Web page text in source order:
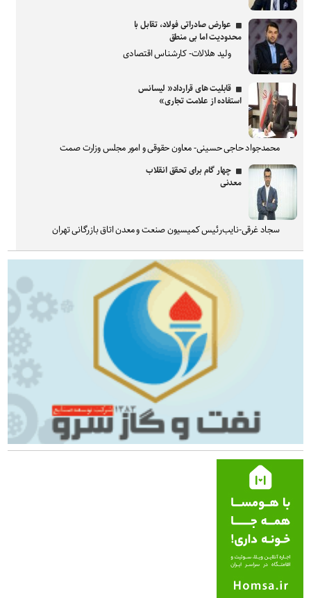
عوارض صادراتی فولاد، تقابل با
محدودیت اما بی منطق
ولید هلالات- کارشناس اقتصادی
قابلیت های قرارداد« لیسانس
استفاده از علامت تجاری»
محمدجواد حاجی حسینی- معاون حقوقی و امور مجلس وزارت صمت
چهار گام برای تحقق انقلاب
معدنی
سجاد غرقی-نایب‌رئیس کمیسیون صنعت و معدن اتاق بازرگانی تهران